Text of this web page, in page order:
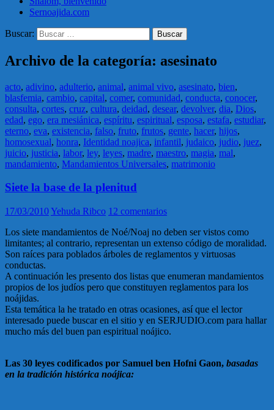
Sernoajida.com
Buscar:
Archivo de la categoría: asesinato
acto, adivino, adulterio, animal, animal vivo, asesinato, bien,
blasfemia, cambio, capital, comer, comunidad, conducta, conocer,
consulta, cortes, cruz, cultura, deidad, desear, devolver, dia, Dios,
edad, ego, era mesiánica, espíritu, espiritual, esposa, estafa, estudiar,
eterno, eva, existencia, falso, fruto, frutos, gente, hacer, hijos,
homosexual, honra, Identidad noajica, infantil, judaico, judio, juez,
juicio, justicia, labor, ley, leyes, madre, maestro, magia, mal,
mandamiento, Mandamientos Universales, matrimonio
Siete la base de la plenitud
17/03/2010Yehuda Ribco 12 comentarios
Los siete mandamientos de Noé/Noaj no deben ser vistos como
limitantes; al contrario, representan un extenso código de moralidad.
Son raíces para poblados árboles de reglamentos y virtuosas
conductas.
A continuación les presento dos listas que enumeran mandamientos
propios de los judíos pero que constituyen reglamentos para los
noájidas.
Esta temática la he tratado en otras ocasiones, así que el lector
interesado puede buscar en el sitio y en SERJUDIO.com para hallar
mucho más del buen pan espiritual noájico.
Las 30 leyes codificados por Samuel ben Hofni Gaon, basadas
en la tradición histórica noájica: